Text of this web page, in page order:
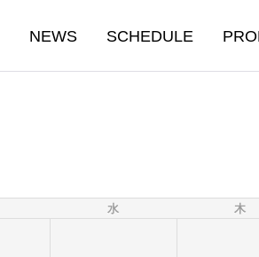
NEWS SCHEDULE
水 木